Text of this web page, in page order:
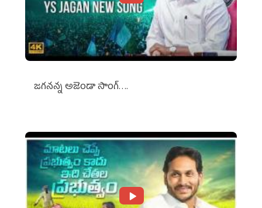
జగనన్న అజెండా సాంగ్….